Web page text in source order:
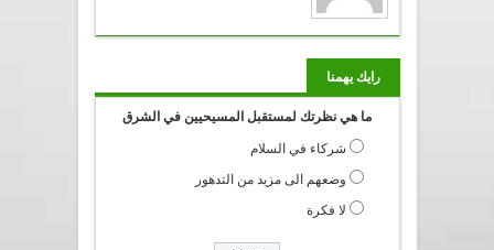
رايك يهمنا
ما هي نظرتك لمستقبل المسيحيين في الشرق
شركاء في السلام
وضعهم الى مزيد من التدهور
لا فكرة